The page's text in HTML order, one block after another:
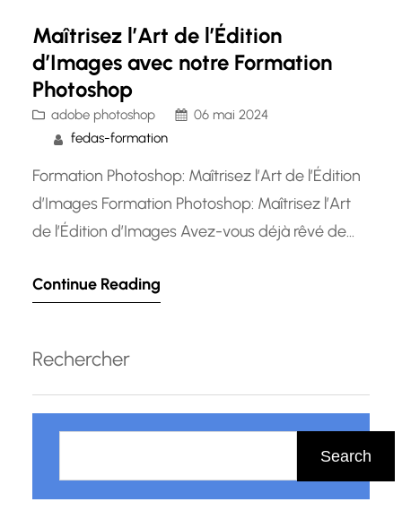
Maîtrisez l’Art de l’Édition
d’Images avec notre Formation
Photoshop
adobe photoshop
06 mai 2024
fedas-formation
Formation Photoshop: Maîtrisez l’Art de l’Édition
d’Images Formation Photoshop: Maîtrisez l’Art
de l’Édition d’Images Avez-vous déjà rêvé de
des photos avec une précision incroyable ou de
aspirations artistiques et professionnelles.
Photoshop est le logiciel incontournable pour…
Continue Reading
Rechercher
h
Search